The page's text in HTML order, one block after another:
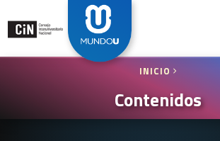
INICIO
Contenidos